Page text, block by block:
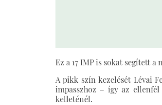
Ez a 17 IMP is sokat segített a
A pikk szín kezelését Lévai
impasszhoz – így az
kelleténél.